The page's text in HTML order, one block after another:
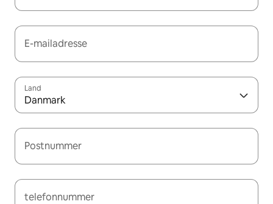
E-mailadresse
Land
Danmark
Postnummer
telefonnummer